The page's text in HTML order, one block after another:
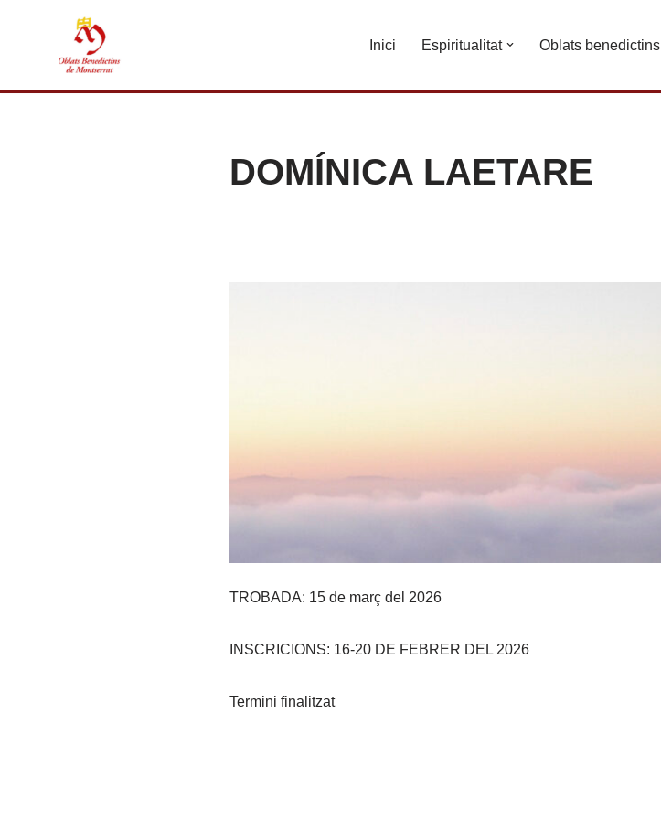
Inici Espiritualitat Oblats benedictins
DOMÍNICA LAETARE
TROBADA: 15 de març del 2026
INSCRICIONS: 16-20 DE FEBRER DEL 2026
Termini finalitzat